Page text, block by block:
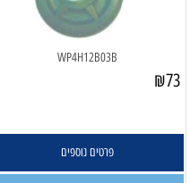
WP4H12B03B
₪73
פרטים נוספים